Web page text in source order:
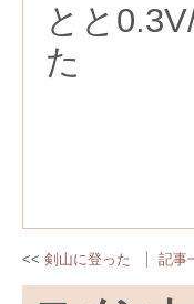
とと
た
剣山に登った 記事